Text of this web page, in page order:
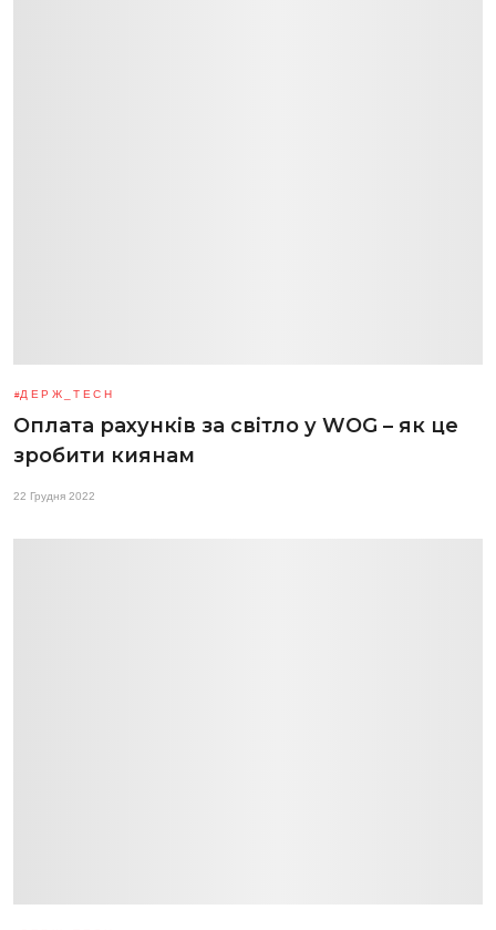
ДЕРЖ_TECH
Оплата рахунків за світло у WOG – як це
зробити киянам
22 Грудня 2022